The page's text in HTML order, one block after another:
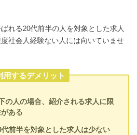
れる20代前半の人を対象とした求人
社会人経験ない人には向いていませ
用するデメリット
の人の場合、紹介される求人に限
ある
前半を対象とした求人は少ない